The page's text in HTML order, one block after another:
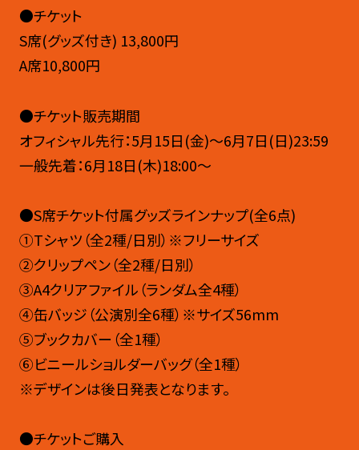
●チケット
S席(グッズ付き) 13,800円
A席10,800円
●チケット販売期間
オフィシャル先行：5月15日(金)〜6月7日(日)23:59
一般先着：6月18日(木)18:00〜
●S席チケット付属グッズラインナップ(全6点)
①Tシャツ（全2種/日別）※フリーサイズ
②クリップペン（全2種/日別）
③A4クリアファイル（ランダム全4種）
④缶バッジ（公演別全6種）※サイズ56mm
⑤ブックカバー（全1種）
⑥ビニールショルダーバッグ（全1種）
※デザインは後日発表となります。
●チケットご購入